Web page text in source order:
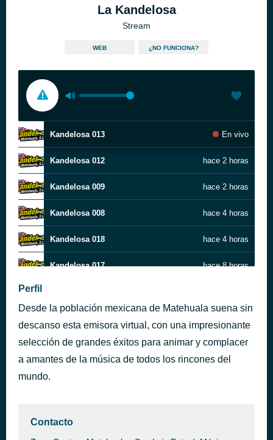
La Kandelosa
Stream
WEB ¿NO FUNCIONA?
Kandelosa 013 En vivo
Kandelosa 012 hace 2 horas
Kandelosa 009 hace 2 horas
Kandelosa 008 hace 4 horas
Kandelosa 018 hace 4 horas
Kandelosa 017 hace 8 horas
Kandelosa 003 hace 9 horas
Perfil
Desde la población mexicana de Matehuala suena sin
descanso esta emisora virtual, con una impresionante
selección de grandes éxitos para animar y complacer
a amantes de la música de todos los rincones del
mundo.
Contacto